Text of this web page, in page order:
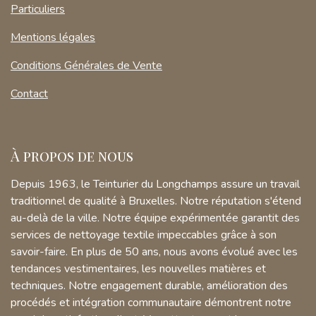
Particuliers
Mentions légales
Conditions Générales de Vente
Contact
À propos de nous
Depuis 1963, le Teinturier du Longchamps assure un travail
traditionnel de qualité à Bruxelles. Notre réputation s'étend
au-delà de la ville. Notre équipe expérimentée garantit des
services de nettoyage textile impeccables grâce à son
savoir-faire. En plus de 50 ans, nous avons évolué avec les
tendances vestimentaires, les nouvelles matières et
techniques. Notre engagement durable, amélioration des
procédés et intégration communautaire démontrent notre